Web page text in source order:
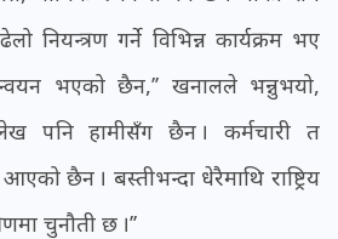
नियन्त्रण गर्ने विभिन्न कार्यक्रम भए
भएको छैन,’’ खनालले भन्नुभयो,
पनि हामीसँग छैन । कर्मचारी त
छैन । बस्तीभन्दा धेरैमाथि राष्ट्रिय
चुनौती छ ।’’